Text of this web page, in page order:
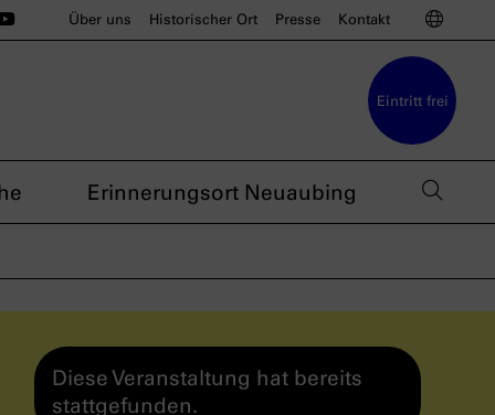
auf Instagram
München auf BlueSky
München auf Threads
nsdoku München auf TikTok
Das nsdoku München auf YouTube
Über uns Historischer Ort Presse Kontakt
Eintritt frei
Erinnerungsort Neuaubing
Diese Veranstaltung hat bereits
stattgefunden.